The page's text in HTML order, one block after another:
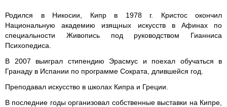
Родился в Никосии, Кипр в 1978 г. Кристос окончил
Национальную академию изящных искусств в Афинах по
специальности Живопись под руководством Гианниса
Психопедиса.
В 2007 выиграл стипендию Эрасмус и поехал обучаться в
Гранаду в Испании по программе Сократа, длившейся год.
Преподавал искусство в школах Кипра и Греции.
В последние годы организовал собственные выставки на Кипре,